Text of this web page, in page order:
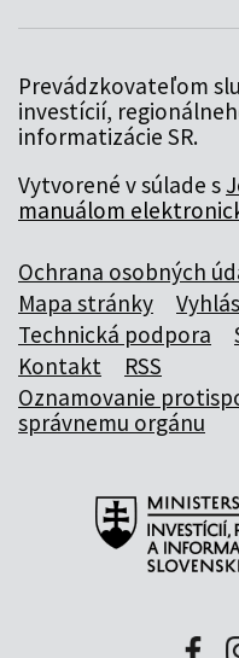
Prevádzkovateľom
investícií,
informatizácie SR.
Vytvorené v súlade s
manuálom
Ochrana osobných
Mapa stránky
Technická podpora
Kontakt
RSS
Oznamovanie
správnemu orgánu